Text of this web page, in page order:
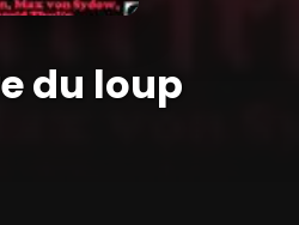
du loup